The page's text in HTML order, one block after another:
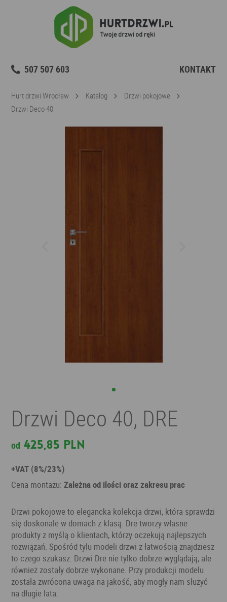
507 507 603 KONTAKT
Hurt drzwi Wrocław Katalog
Drzwi pokojowe
Drzwi Deco 40
Drzwi Deco 40, DRE
od 425,85 PLN
+VAT (8%/23%)
Cena montażu:Zależna od ilości oraz zakresu prac
Drzwi pokojowe to elegancka kolekcja drzwi, która sprawdzi
się doskonale w domach z klasą. Dre tworzy własne
produkty z myślą o klientach, którzy oczekują najlepszych
rozwiązań. Spośród tylu modeli drzwi z łatwością znajdziesz
to czego szukasz. Drzwi Dre nie tylko dobrze wyglądają, ale
również zostały dobrze wykonane. Przy produkcji modelu
została zwrócona uwaga na jakość, aby mogły nam służyć
na długie lata.